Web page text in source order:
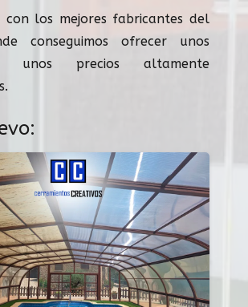
con los mejores fabricantes del
conseguimos ofrecer unos
unos precios altamente